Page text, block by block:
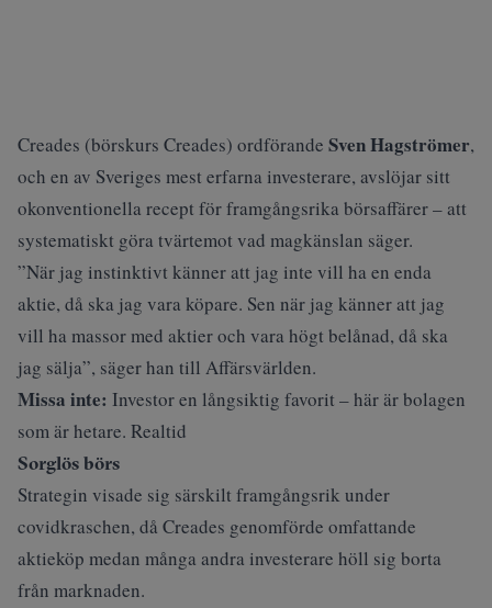
Creades (börskurs Creades) ordförande Sven Hagströmer,
och en av Sveriges mest erfarna investerare, avslöjar sitt
okonventionella recept för framgångsrika börsaffärer – att
systematiskt göra tvärtemot vad magkänslan säger.
”När jag instinktivt känner att jag inte vill ha en enda
aktie, då ska jag vara köpare. Sen när jag känner att jag
vill ha massor med aktier och vara högt belånad, då ska
jag sälja”, säger han till Affärsvärlden.
Missa inte: Investor en långsiktig favorit – här är bolagen
som är hetare. Realtid
Sorglös börs
Strategin visade sig särskilt framgångsrik under
covidkraschen, då Creades genomförde omfattande
aktieköp medan många andra investerare höll sig borta
från marknaden.